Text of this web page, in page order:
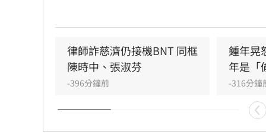
道歉。此外，詹凌瑀強調慈濟不應僅以「受
自居，面對大眾捐贈的善款遭濫用，慈濟有
外公開決策細節。
律師詐慈濟仍接機BNT 同框
陳時中、張淑芬
-396分鐘前
鍾年晃
年是「
-316分鐘